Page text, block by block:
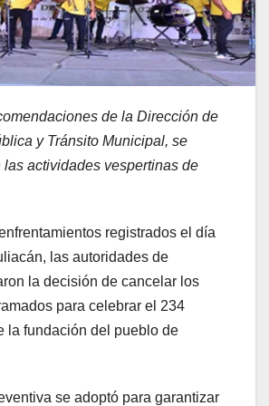
de la Dirección de
y Tránsito Municipal, se
actividades vespertinas de
registrados el día
las autoridades de
la decisión de cancelar los
para celebrar el 234
la fundación del pueblo de
se adoptó para garantizar